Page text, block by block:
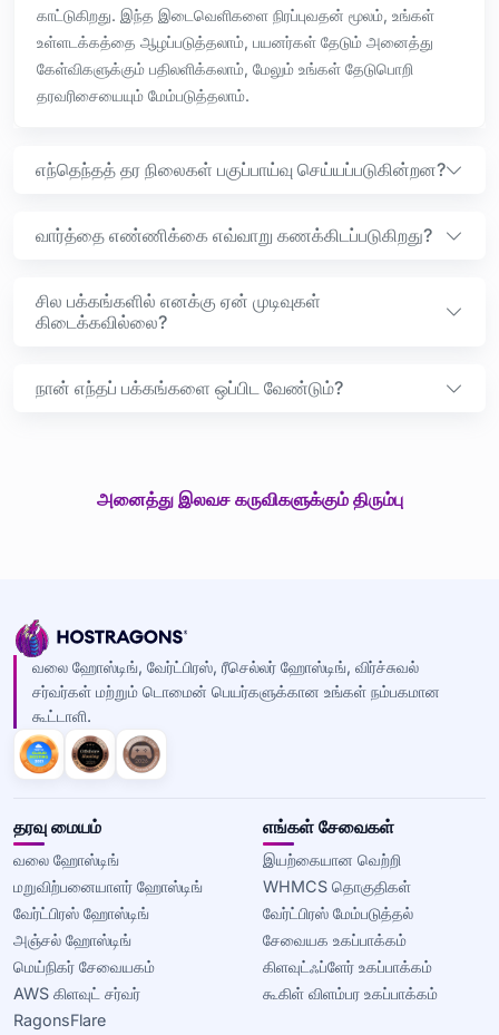
காட்டுகிறது. இந்த இடைவெளிகளை நிரப்புவதன் மூலம், உங்கள்
உள்ளடக்கத்தை ஆழப்படுத்தலாம், பயனர்கள் தேடும் அனைத்து
கேள்விகளுக்கும் பதிலளிக்கலாம், மேலும் உங்கள் தேடுபொறி
தரவரிசையையும் மேம்படுத்தலாம்.
எந்தெந்தத் தர நிலைகள் பகுப்பாய்வு செய்யப்படுகின்றன?
வார்த்தை எண்ணிக்கை எவ்வாறு கணக்கிடப்படுகிறது?
சில பக்கங்களில் எனக்கு ஏன் முடிவுகள்
கிடைக்கவில்லை?
நான் எந்தப் பக்கங்களை ஒப்பிட வேண்டும்?
அனைத்து இலவச கருவிகளுக்கும் திரும்பு
வலை ஹோஸ்டிங், வேர்ட்பிரஸ், ரீசெல்லர் ஹோஸ்டிங், விர்ச்சுவல்
சர்வர்கள் மற்றும் டொமைன் பெயர்களுக்கான உங்கள் நம்பகமான
கூட்டாளி.
தரவு மையம்
வலை ஹோஸ்டிங்
மறுவிற்பனையாளர் ஹோஸ்டிங்
வேர்ட்பிரஸ் ஹோஸ்டிங்
அஞ்சல் ஹோஸ்டிங்
மெய்நிகர் சேவையகம்
AWS கிளவுட் சர்வர்
RagonsFlare
எங்கள் சேவைகள்
இயற்கையான வெற்றி
WHMCS தொகுதிகள்
வேர்ட்பிரஸ் மேம்படுத்தல்
சேவையக உகப்பாக்கம்
கிளவுட்ஃப்ளேர் உகப்பாக்கம்
கூகிள் விளம்பர உகப்பாக்கம்